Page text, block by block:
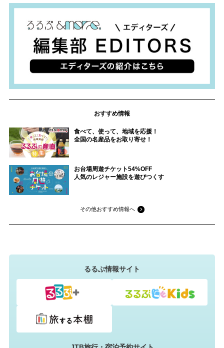
おすすめ情報
食べて、使って、地域を応援！
全国の名産品をお取り寄せ！
お台場周遊チケット54%OFF
人気のレジャー施設を遊びつくす
その他おすすめ情報へ
るるぶ情報サイト